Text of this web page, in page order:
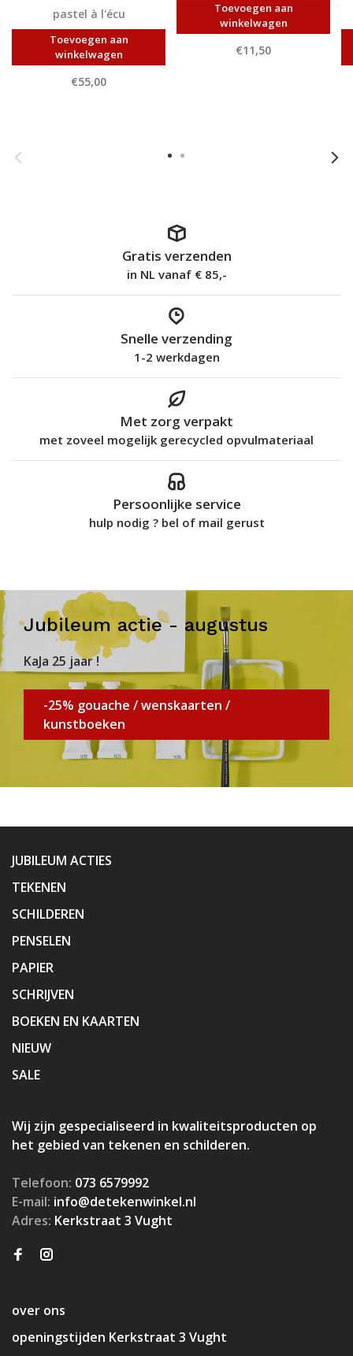
pastel à l'écu
Toevoegen aan
winkelwagen
€55,00
Toevoegen aan
winkelwagen
€11,50
Gratis verzenden
in NL vanaf € 85,-
Snelle verzending
1-2 werkdagen
Met zorg verpakt
met zoveel mogelijk gerecycled opvulmateriaal
Persoonlijke service
hulp nodig ? bel of mail gerust
Jubileum actie - augustus
KaJa 25 jaar !
-25% gouache / wenskaarten /
kunstboeken
JUBILEUM ACTIES
TEKENEN
SCHILDEREN
PENSELEN
PAPIER
SCHRIJVEN
BOEKEN EN KAARTEN
NIEUW
SALE
Wij zijn gespecialiseerd in kwaliteitsproducten op
het gebied van tekenen en schilderen.
Telefoon: 073 6579992
E-mail: info@detekenwinkel.nl
Adres: Kerkstraat 3 Vught
over ons
openingstijden Kerkstraat 3 Vught